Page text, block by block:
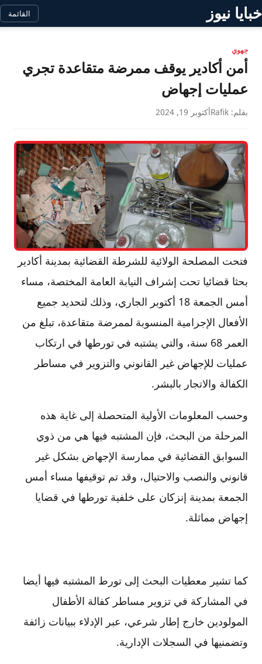
خبايا نيوز القائمة
جهوي
أمن أكادير يوقف ممرضة متقاعدة تجري
عمليات إجهاض
بقلم: Rafik أكتوبر 19, 2024
فتحت المصلحة الولائية للشرطة القضائية بمدينة أكادير
بحثا قضائيا تحت إشراف النيابة العامة المختصة، مساء
أمس الجمعة 18 أكتوبر الجاري، وذلك لتحديد جميع
الأفعال الإجرامية المنسوبة لممرضة متقاعدة، تبلغ من
العمر 68 سنة، والتي يشتبه في تورطها في ارتكاب
عمليات للإجهاض غير القانوني والتزوير في مساطر
الكفالة والاتجار بالبشر.
وحسب المعلومات الأولية المتحصلة إلى غاية هذه
المرحلة من البحث، فإن المشتبه فيها هي من ذوي
السوابق القضائية في ممارسة الإجهاض بشكل غير
قانوني والنصب والاحتيال، وقد تم توقيفها مساء أمس
الجمعة بمدينة إنزكان على خلفية تورطها في قضايا
إجهاض مماثلة.
كما تشير معطيات البحث إلى تورط المشتبه فيها أيضا
في المشاركة في تزوير مساطر كفالة الأطفال
المولودين خارج إطار شرعي، عبر الإدلاء ببيانات زائفة
وتضمنيها في السجلات الإدارية.